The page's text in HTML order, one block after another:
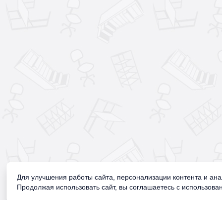
Для улучшения работы сайта, персонализации контента и
Продолжая использовать сайт, вы соглашаетесь с